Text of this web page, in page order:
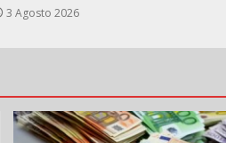
3 Agosto 2026